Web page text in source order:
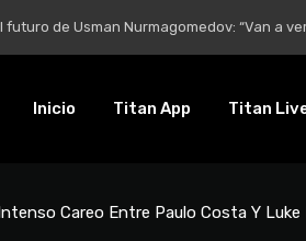
Usman Nurmagomedov: “Van a ver en
Inicio Titan App Titan
Careo Entre Paulo Costa Y Luke